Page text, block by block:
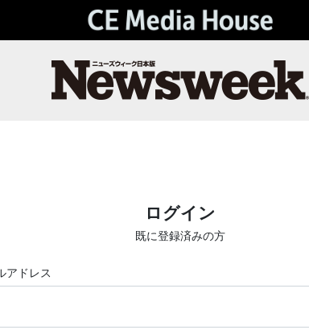
ログイン
既に登録済みの方
アドレス